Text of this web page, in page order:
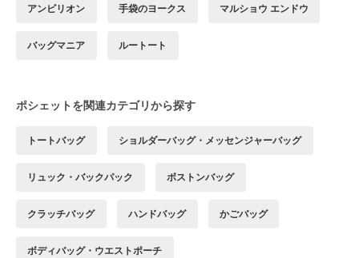
アンビリオン 手袋のヨークス マルショウ エンドウ
バッグマニア ルートート
ポシェットを関連カテゴリから探す
トートバッグ ショルダーバッグ・メッセンジャーバッグ
リュック・バックパック ボストンバッグ
クラッチバッグ ハンドバッグ かごバッグ
ボディバッグ・ウエストポーチ